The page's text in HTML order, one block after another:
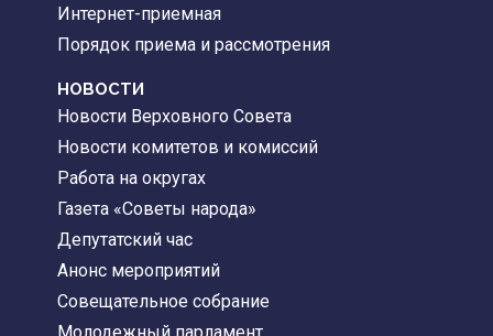
Интернет-приемная
Порядок приема и рассмотрения
НОВОСТИ
Новости Верховного Совета
Новости комитетов и комиссий
Работа на округах
Газета «Советы народа»
Депутатский час
Анонс мероприятий
Совещательное собрание